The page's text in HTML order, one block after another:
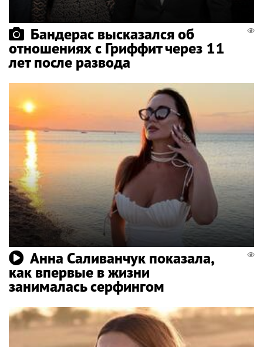
Бандерас высказался об
отношениях с Гриффит через 11
лет после развода
Анна Саливанчук показала,
как впервые в жизни
занималась серфингом